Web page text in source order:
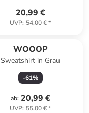
20,99 €
UVP: 54,00 €*
WOOOP
Sweatshirt in Grau
-61%
ab: 20,99 €
UVP: 55,00 €*